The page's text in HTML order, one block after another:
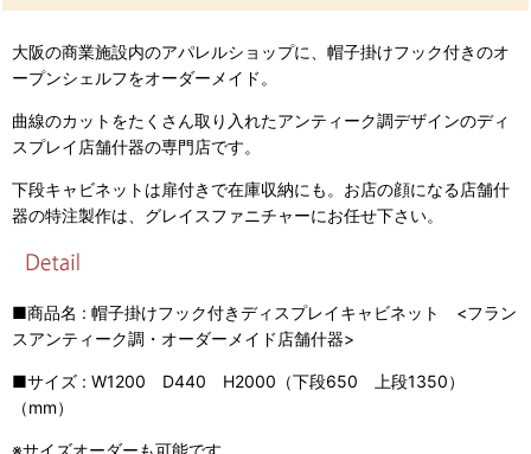
大阪の商業施設内のアパレルショップに、帽子掛けフック付きのオ
ープンシェルフをオーダーメイド。
曲線のカットをたくさん取り入れたアンティーク調デザインのディ
スプレイ店舗什器の専門店です。
下段キャビネットは扉付きで在庫収納にも。お店の顔になる店舗什
器の特注製作は、グレイスファニチャーにお任せ下さい。
■商品名 : 帽子掛けフック付きディスプレイキャビネット <フラン
スアンティーク調・オーダーメイド店舗什器>
■サイズ : W1200 D440 H2000（下段650 上段1350）
（mm）
※サイズオーダーも可能です。